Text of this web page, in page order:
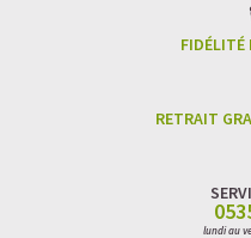
FIDÉLITÉ
RETRAIT
lundi au